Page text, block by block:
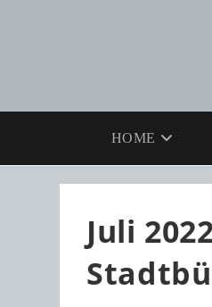
HOME
Juli